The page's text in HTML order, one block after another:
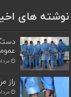
نوشته های
مرداد
راز مرگ مرد ۷۲
مرداد